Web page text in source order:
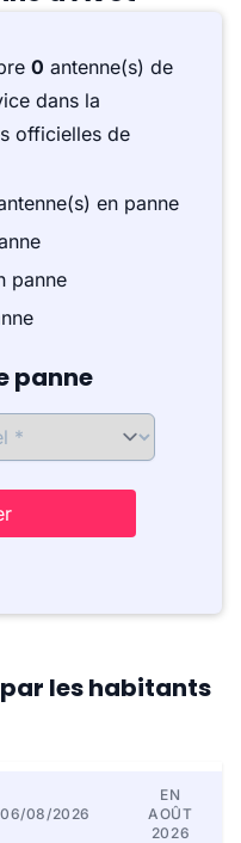
0 antenne(s) de
dans la
officielles de
en panne
panne
panne
les habitants
06/08/2026
EN
AOÛT
2026